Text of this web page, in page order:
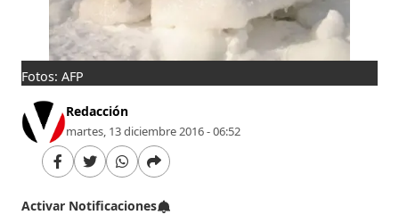
Fotos: AFP
Redacción
martes, 13 diciembre 2016 - 06:52
Activar Notificaciones